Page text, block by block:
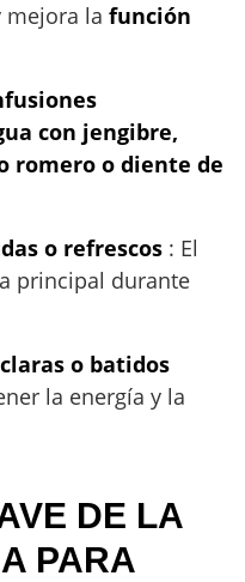
mejora la función
con jengibre,
romero o diente de
o refrescos : El
principal durante
o batidos
la energía y la
DE LA
PARA